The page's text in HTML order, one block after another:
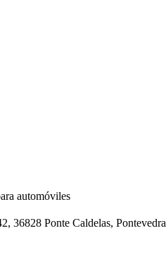
automóviles
36828 Ponte Caldelas, Pontevedra